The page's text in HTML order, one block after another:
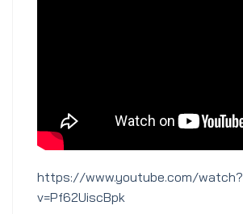
https://www.youtube.com/watch?
v=Pf62UiscBpk